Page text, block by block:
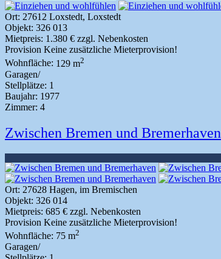
Ort: 27612 Loxstedt, Loxstedt
Objekt: 326 013
Mietpreis: 1.380 € zzgl. Nebenkosten
Provision Keine zusätzliche Mieterprovision!
Wohnfläche: 129 m2
Garagen/
Stellplätze: 1
Baujahr: 1977
Zimmer: 4
Zwischen Bremen und Bremerhaven
Ort: 27628 Hagen, im Bremischen
Objekt: 326 014
Mietpreis: 685 € zzgl. Nebenkosten
Provision Keine zusätzliche Mieterprovision!
Wohnfläche: 75 m2
Garagen/